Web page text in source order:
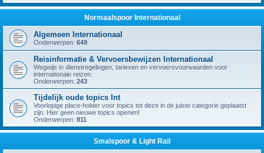
Normaalspoor Internationaal
Algemeen Internationaal
Onderwerpen: 649
Reisinformatie & Vervoersbewijzen Internationaal
Wegwijs in dienstregelingen, tarieven en vervoersvoorwaarden voor
internationale reizen.
Onderwerpen: 243
Tijdelijk oude topics Int
Voorlopige place-holder voor topics tot deze in de juiste categorie geplaatst
zijn. Hier geen nieuwe topics openen!
Onderwerpen: 811
Smalspoor & Light Rail